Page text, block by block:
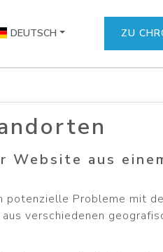
DEUTSCH ZU
aus
potenzielle Probleme mit
verschiedenen